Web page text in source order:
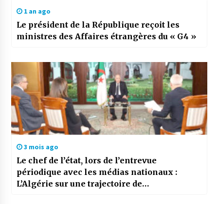
1 an ago
Le président de la République reçoit les
ministres des Affaires étrangères du « G4 »
3 mois ago
Le chef de l’état, lors de l’entrevue
périodique avec les médias nationaux :
L’Algérie sur une trajectoire de